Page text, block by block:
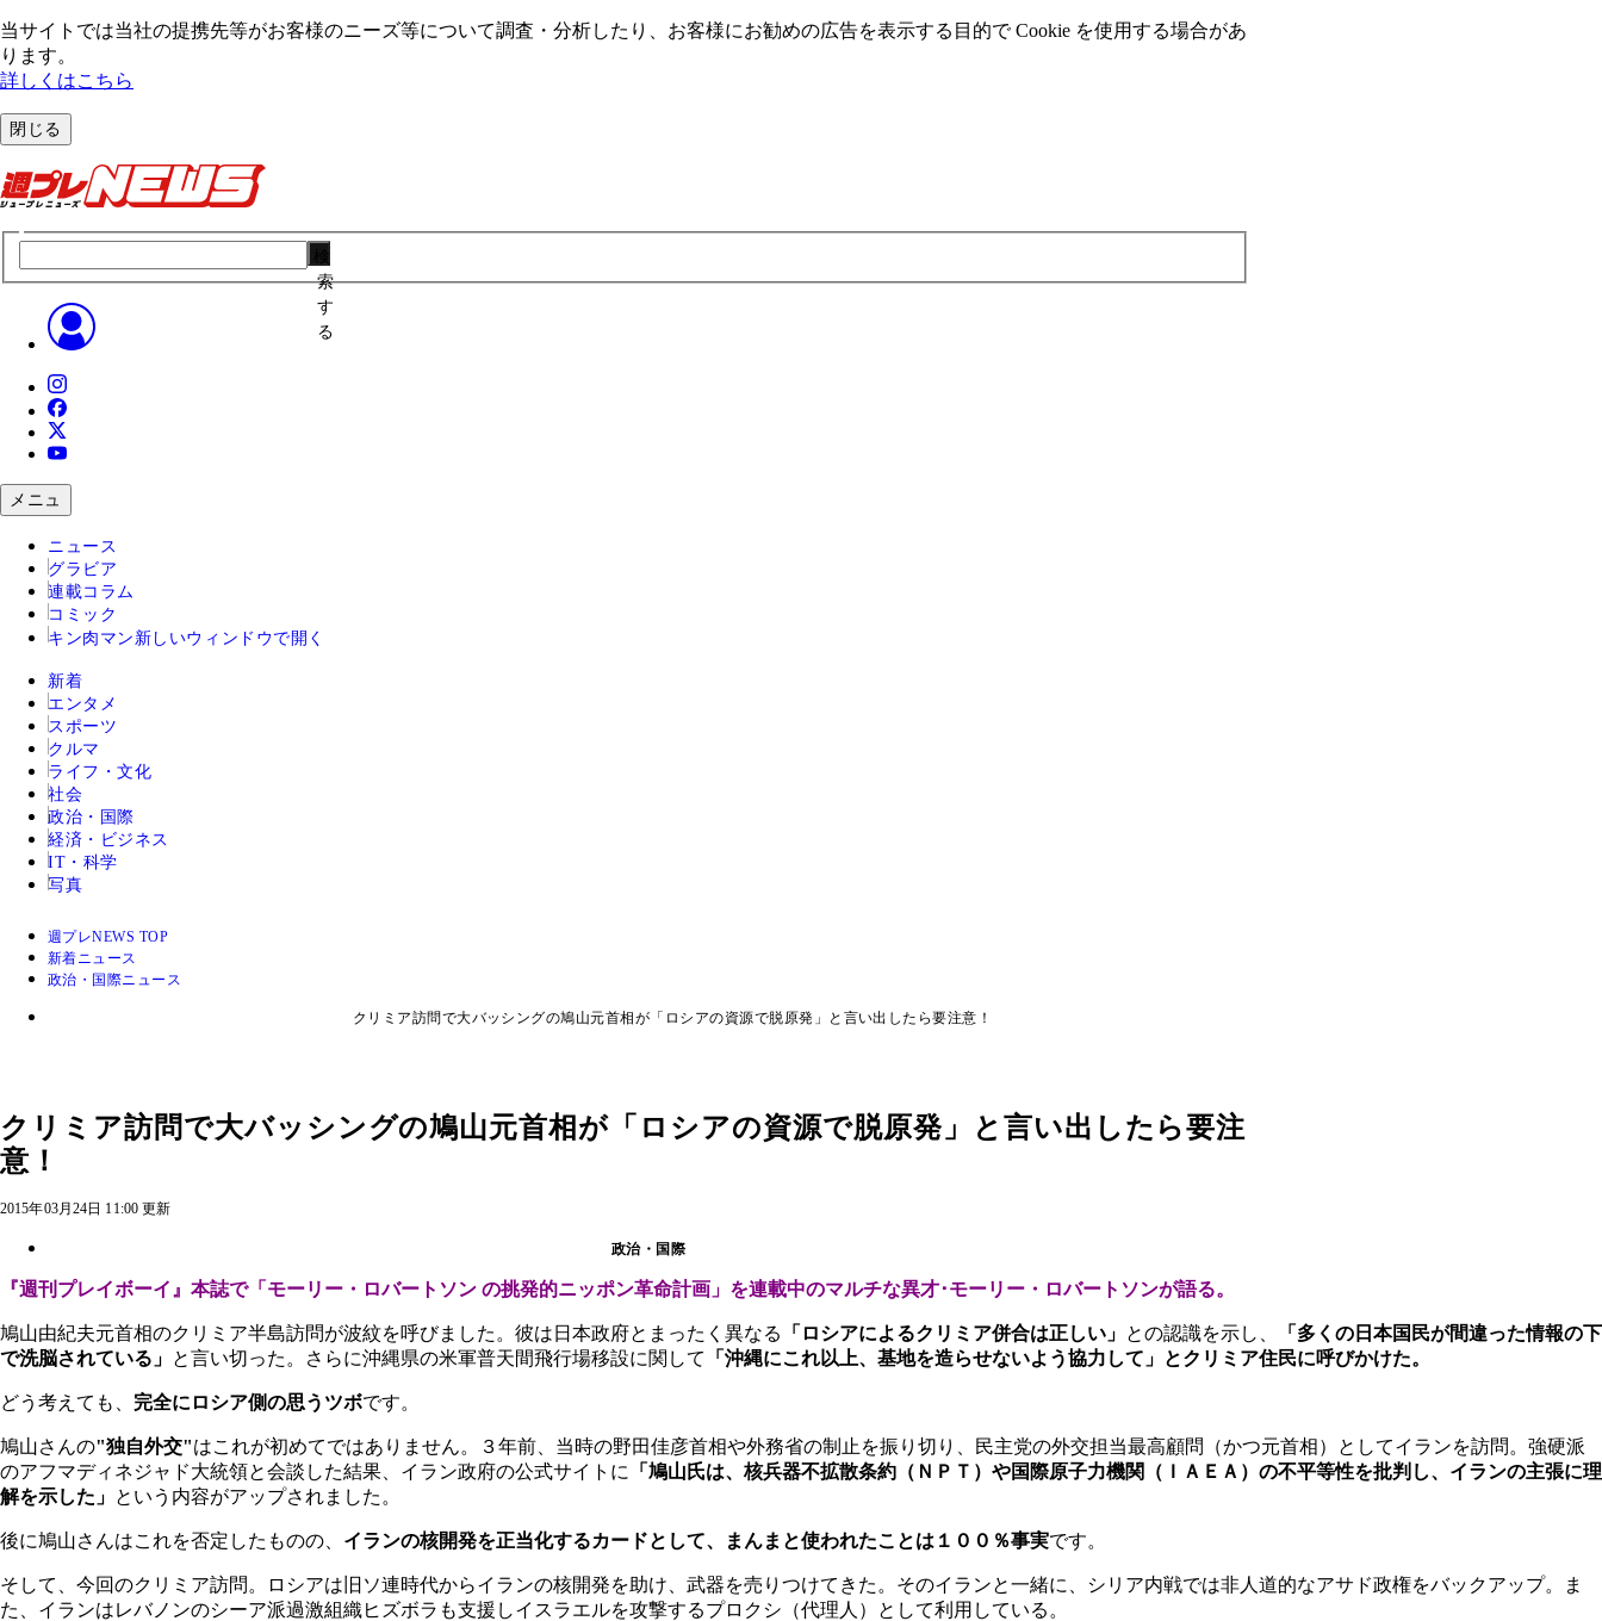
当サイトでは当社の提携先等がお客様のニーズ等について調査・分析したり、お客様にお勧めの広告を表⽰する⽬的で Cookie を使⽤する場合があ
ります。
詳しくはこちら
閉じる
索
す
る
メニュ
ニュース
グラビア
連載コラム
コミック
キン肉マン 新しいウィンドウで開く
新着
エンタメ
スポーツ
クルマ
ライフ・文化
社会
政治・国際
経済・ビジネス
IT・科学
写真
週プレNEWS TOP
新着ニュース
政治・国際ニュース
クリミア訪問で大バッシングの鳩山元首相が「ロシアの資源で脱原発」と言い出したら要注意！
クリミア訪問で大バッシングの鳩山元首相が「ロシアの資源で脱原発」と言い出したら要注
意！
2015年03月24日 11:00 更新
政治・国際
『週刊プレイボーイ』本誌で「モーリー・ロバートソン の挑発的ニッポン革命計画」を連載中のマルチな異才･モーリー・ロバートソンが語る。
鳩山由紀夫元首相のクリミア半島訪問が波紋を呼びました。彼は日本政府とまったく異なる 「ロシアによるクリミア併合は正しい」 との認識を示し、
「多くの日本国民が間違った情報の下
で洗脳されている」 と言い切った。さらに沖縄県の米軍普天間飛行場移設に関して 「沖縄にこれ以上、基地を造らせないよう協力して」とクリミア住民に呼びかけた。
どう考えても、 完全にロシア側の思うツボです。
鳩山さんの"独自外交"はこれが初めてではありません。３年前、当時の野田佳彦首相や外務省の制止を振り切り、民主党の外交担当最高顧問（かつ元首相）としてイランを訪問。強硬派
のアフマディネジャド大統領と会談した結果、イラン政府の公式サイトに
「鳩山氏は、核兵器不拡散条約（ＮＰＴ）や国際原子力機関（ＩＡＥＡ）の不平等性を批判し、イランの主張に理
解を示した」 という内容がアップされました。
後に鳩山さんはこれを否定したものの、 イランの核開発を正当化するカードとして、まんまと使われたことは１００％事実です。
そして、今回のクリミア訪問。ロシアは旧ソ連時代からイランの核開発を助け、武器を売りつけてきた。そのイランと一緒に、シリア内戦では非人道的なアサド政権をバックアップ。ま
た、イランはレバノンのシーア派過激組織ヒズボラも支援しイスラエルを攻撃するプロクシ（代理人）として利用している。